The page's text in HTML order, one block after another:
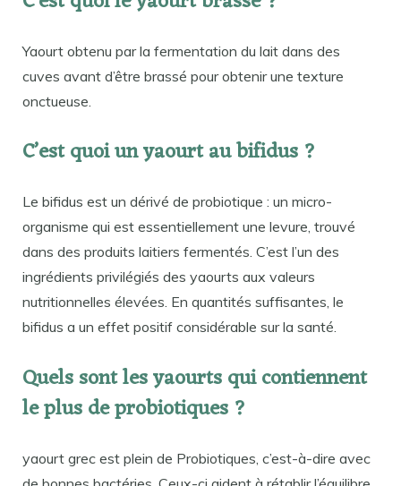
Yaourt obtenu par la fermentation du lait dans des
cuves avant d’être brassé pour obtenir une texture
onctueuse.
C’est quoi un yaourt au bifidus ?
Le bifidus est un dérivé de probiotique : un micro-
organisme qui est essentiellement une levure, trouvé
dans des produits laitiers fermentés. C’est l’un des
ingrédients privilégiés des yaourts aux valeurs
nutritionnelles élevées. En quantités suffisantes, le
bifidus a un effet positif considérable sur la santé.
Quels sont les yaourts qui contiennent
le plus de probiotiques ?
yaourt grec est plein de Probiotiques, c’est-à-dire avec